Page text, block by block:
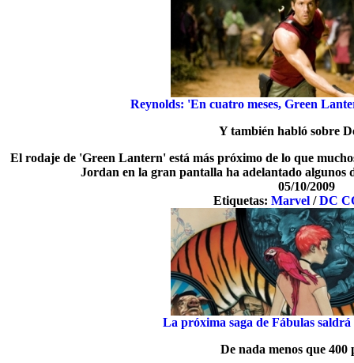
Reynolds: 'En cuatro meses, Green
Y también habló sobre
El rodaje de 'Green Lantern' está más próximo de lo que
Jordan en la gran pantalla ha adelantado algunos
05/10/2009
Etiquetas: Marvel /DC
La próxima saga de Fábulas
De nada menos que 400